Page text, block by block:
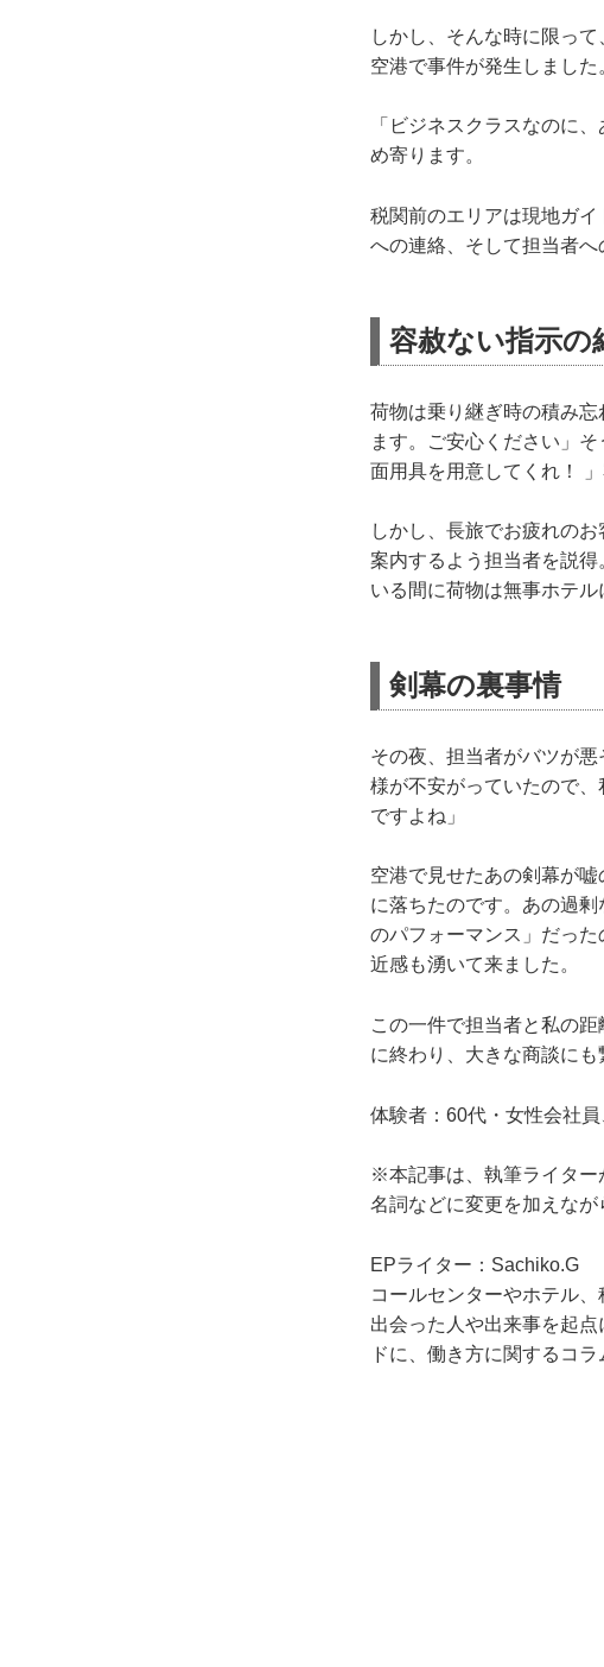
しかし、そんな時に限っ
空港で事件が発生しました
「ビジネスクラスなのに
め寄ります。
税関前のエリアは現地ガ
への連絡、そして担当者へ
容赦ない指示の
荷物は乗り継ぎ時の積み
ます。ご安心ください」
面用具を用意してくれ！
しかし、長旅でお疲れの
案内するよう担当者を説
いる間に荷物は無事ホテル
剣幕の裏事情
その夜、担当者がバツが
様が不安がっていたので
ですよね」
空港で見せたあの剣幕が
に落ちたのです。あの過
のパフォーマンス」だっ
近感も湧いて来ました。
この一件で担当者と私の
に終わり、大きな商談にも
体験者：60代・女性会社
※本記事は、執筆ライター
名詞などに変更を加えなが
EPライター：Sachiko.G
コールセンターやホテル
出会った人や出来事を起
ドに、働き方に関するコラ